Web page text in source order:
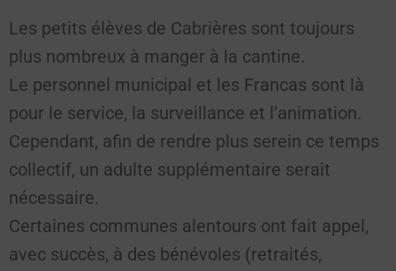
Les petits élèves de Cabrières sont toujours
plus nombreux à manger à la cantine.
Le personnel municipal et les Francas sont là
pour le service, la surveillance et l’animation.
Cependant, afin de rendre plus serein ce temps
collectif, un adulte supplémentaire serait
nécessaire.
Certaines communes alentours ont fait appel,
avec succès, à des bénévoles (retraités,